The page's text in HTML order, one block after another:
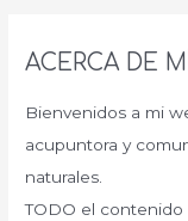
ACERCA DE MÍ
Bienvenidos a mi
acupuntora y
naturales.
TODO el